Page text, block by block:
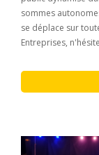
sommes
se déplace sur
Entreprises,